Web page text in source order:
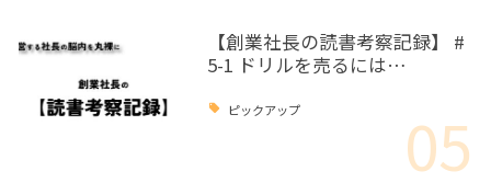
【創業社長の読書考察記録】 #
5-1 ドリルを売るには…
ピックアップ 05